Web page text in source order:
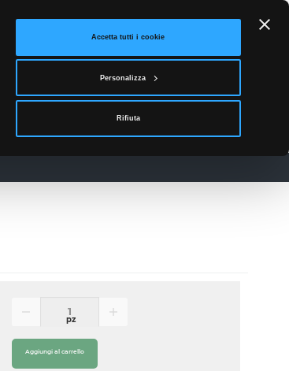
Accetta tutti i cookie
Personalizza
Rifiuta
Accedi
News Contatti
pz
Aggiungi al carrello